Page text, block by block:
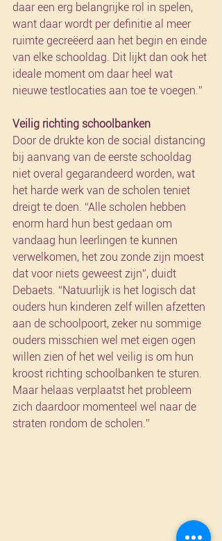
daar een erg belangrijke rol in spelen,
want daar wordt per definitie al meer
ruimte gecreëerd aan het begin en einde
van elke schooldag. Dit lijkt dan ook het
ideale moment om daar heel wat
nieuwe testlocaties aan toe te voegen.”
Veilig richting schoolbanken
Door de drukte kon de social distancing
bij aanvang van de eerste schooldag
niet overal gegarandeerd worden, wat
het harde werk van de scholen teniet
dreigt te doen. “Alle scholen hebben
enorm hard hun best gedaan om
vandaag hun leerlingen te kunnen
verwelkomen, het zou zonde zijn moest
dat voor niets geweest zijn”, duidt
Debaets. “Natuurlijk is het logisch dat
ouders hun kinderen zelf willen afzetten
aan de schoolpoort, zeker nu sommige
ouders misschien wel met eigen ogen
willen zien of het wel veilig is om hun
kroost richting schoolbanken te sturen.
Maar helaas verplaatst het probleem
zich daardoor momenteel wel naar de
straten rondom de scholen.”